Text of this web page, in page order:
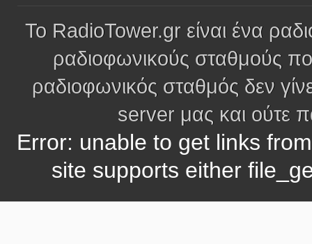
Το RadioTower.gr είναι ένα
ραδιοφωνικούς σταθμούς
ραδιοφωνικός σταθμός δεν
server μας και ούτε
Error: unable to get links
site supports either